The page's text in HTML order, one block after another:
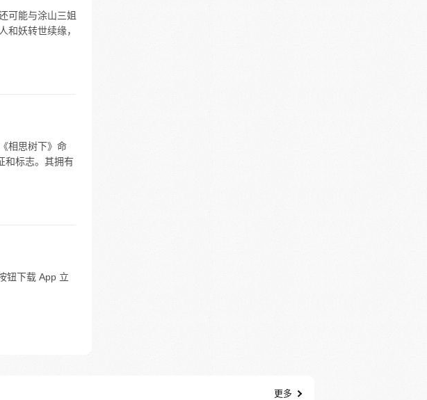
可能与涂山三姐
和妖转世续缘，
相思树下》命
和标志。其拥有
钮下载 App 立
更多